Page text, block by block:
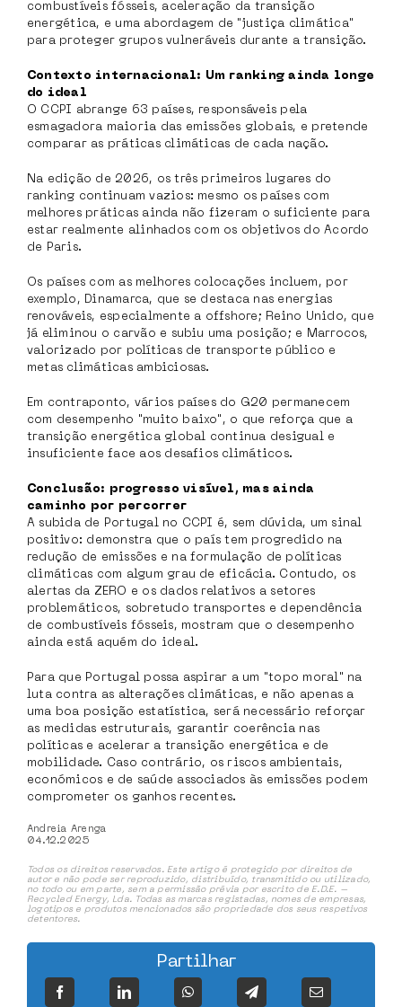
combustíveis fósseis, aceleração da transição
energética, e uma abordagem de "justiça climática"
para proteger grupos vulneráveis durante a transição.
Contexto internacional: Um ranking ainda longe
do ideal
O CCPI abrange 63 países, responsáveis pela
esmagadora maioria das emissões globais, e pretende
comparar as práticas climáticas de cada nação.
Na edição de 2026, os três primeiros lugares do
ranking continuam vazios: mesmo os países com
melhores práticas ainda não fizeram o suficiente para
estar realmente alinhados com os objetivos do Acordo
de Paris.
Os países com as melhores colocações incluem, por
exemplo, Dinamarca, que se destaca nas energias
renováveis, especialmente a offshore; Reino Unido, que
já eliminou o carvão e subiu uma posição; e Marrocos,
valorizado por políticas de transporte público e
metas climáticas ambiciosas.
Em contraponto, vários países do G20 permanecem
com desempenho "muito baixo", o que reforça que a
transição energética global continua desigual e
insuficiente face aos desafios climáticos.
Conclusão: progresso visível, mas ainda
caminho por percorrer
A subida de Portugal no CCPI é, sem dúvida, um sinal
positivo: demonstra que o país tem progredido na
redução de emissões e na formulação de políticas
climáticas com algum grau de eficácia. Contudo, os
alertas da ZERO e os dados relativos a setores
problemáticos, sobretudo transportes e dependência
de combustíveis fósseis, mostram que o desempenho
ainda está aquém do ideal.
Para que Portugal possa aspirar a um "topo moral" na
luta contra as alterações climáticas, e não apenas a
uma boa posição estatística, será necessário reforçar
as medidas estruturais, garantir coerência nas
políticas e acelerar a transição energética e de
mobilidade. Caso contrário, os riscos ambientais,
económicos e de saúde associados às emissões podem
comprometer os ganhos recentes.
Andreia Arenga
04.12.2025
Todos os direitos reservados. Este artigo é protegido por direitos de
autor e não pode ser reproduzido, distribuído, transmitido ou utilizado,
no todo ou em parte, sem a permissão prévia por escrito de E.D.E. –
Recycled Energy, Lda. Todas as marcas registadas, nomes de empresas,
logotipos e produtos mencionados são propriedade dos seus respetivos
detentores.
Partilhar